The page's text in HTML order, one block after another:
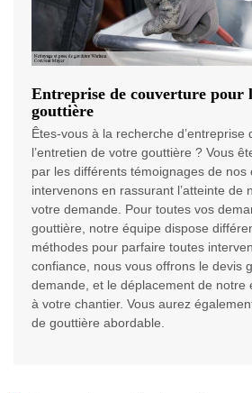
Entreprise de couverture pour
gouttière
Êtes-vous à la recherche d’entreprise
l’entretien de votre gouttière ? Vous
par les différents témoignages de nos
intervenons en rassurant l’atteinte de
votre demande. Pour toutes vos
gouttière, notre équipe dispose
méthodes pour parfaire toutes
confiance, nous vous offrons le devis
demande, et le déplacement de notre
à votre chantier. Vous aurez
de gouttière abordable.